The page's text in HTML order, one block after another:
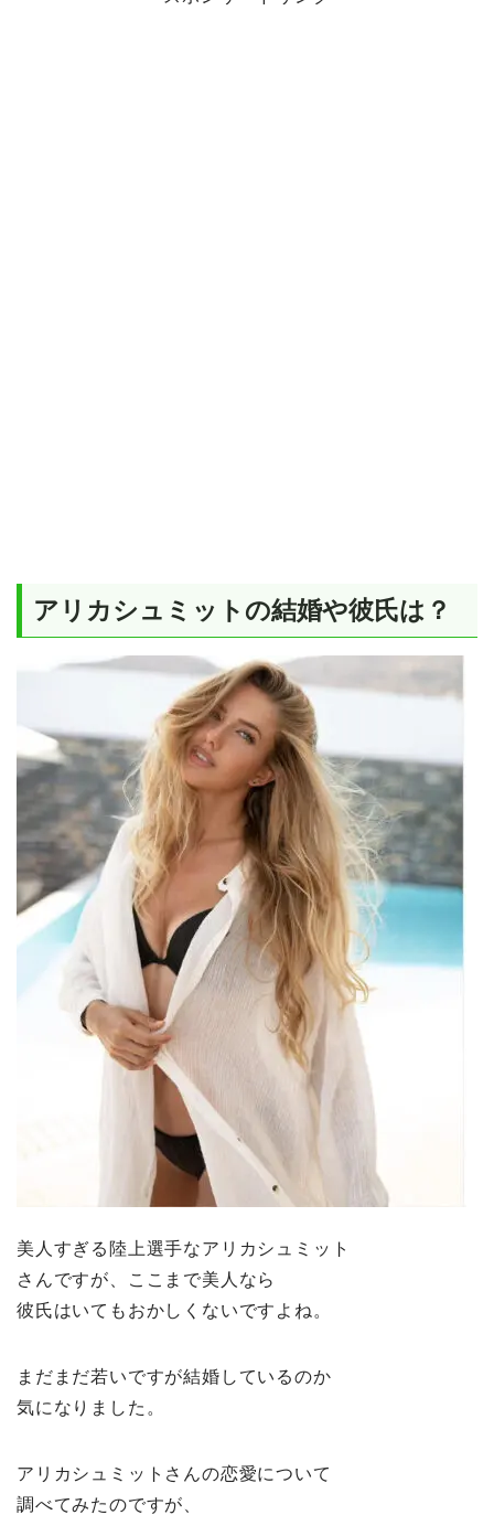
アリカシュミットの結婚や彼氏は？
美人すぎる陸上選手なアリカシュミット
さんですが、ここまで美人なら
彼氏はいてもおかしくないですよね。
まだまだ若いですが結婚しているのか
気になりました。
アリカシュミットさんの恋愛について
調べてみたのですが、